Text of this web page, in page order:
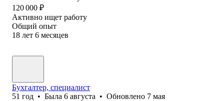
120 000 ₽
Активно ищет работу
Общий опыт
18 лет 6 месяцев
Бухгалтер, специалист
51 год • Была 6 августа • Обновлено 7 мая